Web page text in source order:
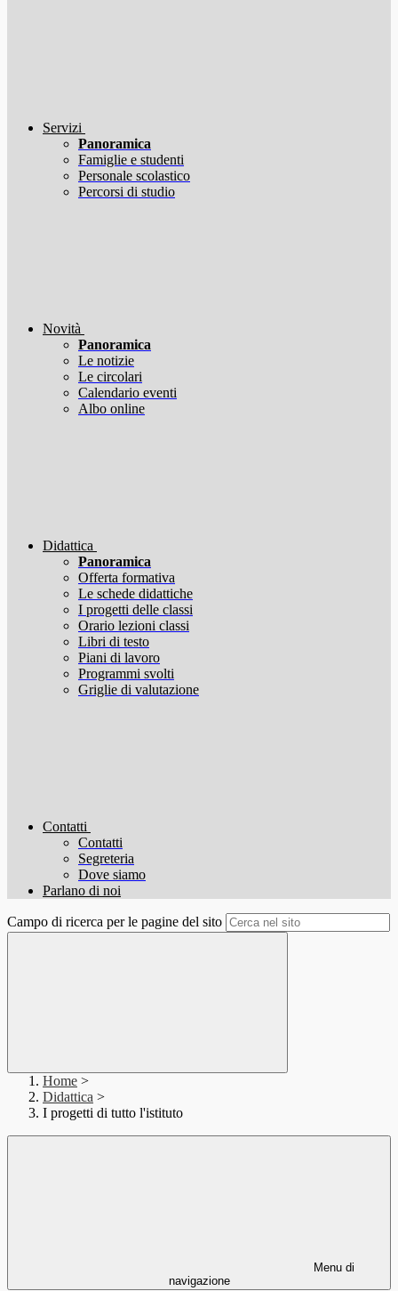
Servizi
Panoramica
Famiglie e studenti
Personale scolastico
Percorsi di studio
Novità
Panoramica
Le notizie
Le circolari
Calendario eventi
Albo online
Didattica
Panoramica
Offerta formativa
Le schede didattiche
I progetti delle classi
Orario lezioni classi
Libri di testo
Piani di lavoro
Programmi svolti
Griglie di valutazione
Contatti
Contatti
Segreteria
Dove siamo
Parlano di noi
Campo di ricerca per le pagine del sito
Home >
Didattica >
I progetti di tutto l'istituto
Menu di
navigazione